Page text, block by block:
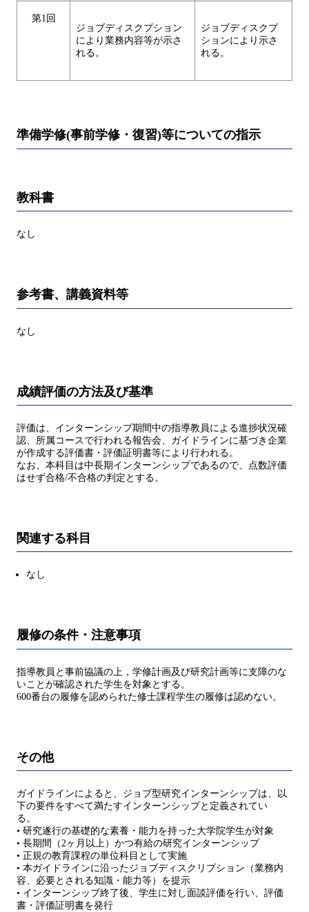
第1回
ジョブディスクプション
により業務内容等が示さ
れる。
ジョブディスクプ
ションにより示さ
れる。
準備学修(事前学修・復習)等についての指示
教科書
なし
参考書、講義資料等
なし
成績評価の方法及び基準
評価は、インターンシップ期間中の指導教員による進捗状況確
認、所属コースで行われる報告会、ガイドラインに基づき企業
が作成する評価書・評価証明書等により行われる。
なお、本科目は中長期インターンシップであるので、点数評価
はせず合格/不合格の判定とする。
関連する科目
なし
履修の条件・注意事項
指導教員と事前協議の上，学修計画及び研究計画等に支障のな
いことが確認された学生を対象とする。
600番台の履修を認められた修士課程学生の履修は認めない。
その他
ガイドラインによると、ジョブ型研究インターンシップは、以
下の要件をすべて満たすインターンシップと定義されてい
る。
• 研究遂行の基礎的な素養・能力を持った大学院学生が対象
• 長期間（2ヶ月以上）かつ有給の研究インターンシップ
• 正規の教育課程の単位科目として実施
• 本ガイドラインに沿ったジョブディスクリプション（業務内
容、必要とされる知識・能力等）を提示
• インターンシップ終了後、学生に対し面談評価を行い、評価
書・評価証明書を発行